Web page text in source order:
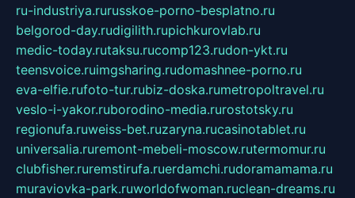
ru-industriya.rurusskoe-porno-besplatno.ru
belgorod-day.rudigilith.rupichkurovlab.ru
medic-today.rutaksu.rucomp123.rudon-ykt.ru
teensvoice.ruimgsharing.rudomashnee-porno.ru
eva-elfie.rufoto-tur.rubiz-doska.rumetropoltravel.ru
veslo-i-yakor.ruborodino-media.rurostotsky.ru
regionufa.ruweiss-bet.ruzaryna.rucasinotablet.ru
universalia.ruremont-mebeli-moscow.rutermomur.ru
clubfisher.ruremstirufa.ruerdamchi.rudoramamama.ru
muraviovka-park.ruworldofwoman.ruclean-dreams.ru